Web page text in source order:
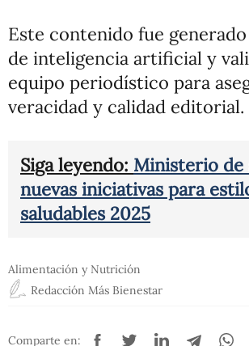
Este contenido fue
de inteligencia artificial y
equipo periodístico para
veracidad y calidad editorial.
Siga leyendo: Ministerio de
nuevas iniciativas para
saludables 2025
Alimentación y Nutrición
Redacción Más Bienestar
Comparte en: